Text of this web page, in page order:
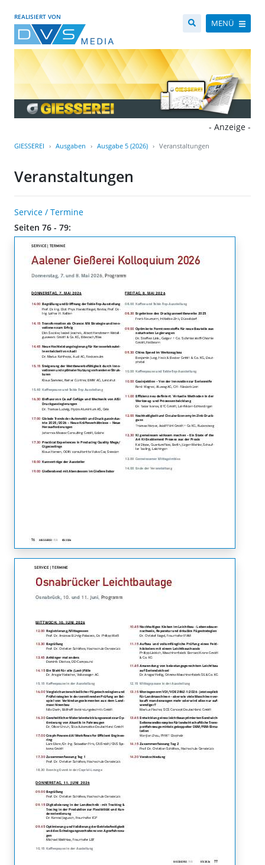
REALISIERT VON
MENÜ
- Anzeige -
GIESSEREI Ausgaben Ausgabe 5 (2026) Veranstaltungen
Veranstaltungen
Service / Termine
Seiten 76 - 79: